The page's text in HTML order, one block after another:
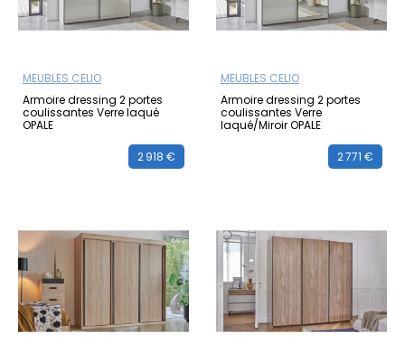
MEUBLES CELIO
Armoire dressing 2 portes
coulissantes Verre laqué
OPALE
2 918 €
MEUBLES CELIO
Armoire dressing 2 portes
coulissantes Verre
laqué/Miroir OPALE
2 771 €